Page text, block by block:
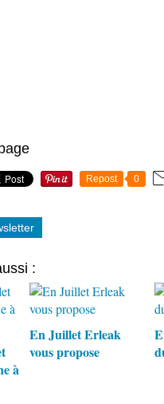
Repost 0
:
à
En Juillet Erleak
vous propose